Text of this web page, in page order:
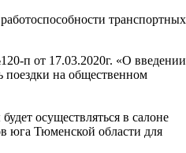
транспортных
п от 17.03.2020г. «О введении
поездки на общественном
осуществляться в салоне
юга Тюменской области для